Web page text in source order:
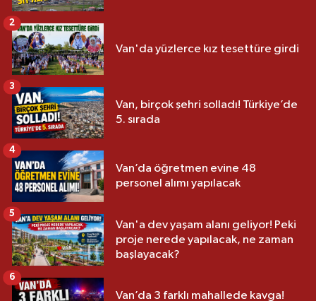
Van'da yüzlerce kız tesettüre girdi
2
Van, birçok şehri solladı! Türkiye’de
5. sırada
3
Van’da öğretmen evine 48
personel alımı yapılacak
4
Van'a dev yaşam alanı geliyor! Peki
proje nerede yapılacak, ne zaman
başlayacak?
5
Van’da 3 farklı mahallede kavga!
6